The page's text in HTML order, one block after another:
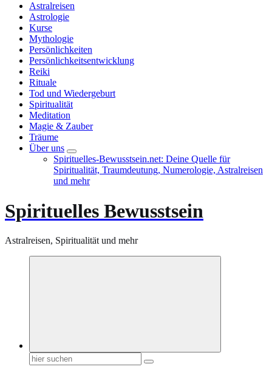
Astralreisen
Astrologie
Kurse
Mythologie
Persönlichkeiten
Persönlichkeitsentwicklung
Reiki
Rituale
Tod und Wiedergeburt
Spiritualität
Meditation
Magie & Zauber
Träume
Über uns
Spirituelles-Bewusstsein.net: Deine Quelle für
Spiritualität, Traumdeutung, Numerologie, Astralreisen
und mehr
Spirituelles Bewusstsein
Astralreisen, Spiritualität und mehr
Suchen
nach: